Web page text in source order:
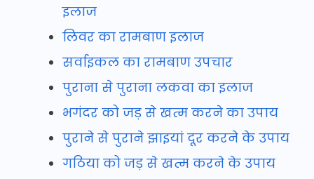
इलाज
लिवर का रामबाण इलाज
सर्वाइकल का रामबाण उपचार
पुराना से पुराना लकवा का इलाज
भगंदर को जड़ से खत्म करने का उपाय
पुराने से पुराने झाइयां दूर करने के उपाय
गठिया को जड़ से खत्म करने के उपाय